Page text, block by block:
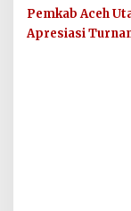
karena
Melejit
Pemkab Aceh
Apresiasi